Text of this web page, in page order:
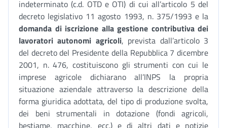
indeterminato (c.d. OTD e OTI) di cui all’articolo 5 del
decreto legislativo 11 agosto 1993, n. 375/1993 e la
domanda di iscrizione alla gestione contributiva dei
lavoratori autonomi agricoli, prevista dall’articolo 3
del decreto del Presidente della Repubblica 7 dicembre
2001, n. 476, costituiscono gli strumenti con cui le
imprese agricole dichiarano all’INPS la propria
situazione aziendale attraverso la descrizione della
forma giuridica adottata, del tipo di produzione svolta,
dei beni strumentali in dotazione (fondi agricoli,
bestiame, macchine, ecc.) e di altri dati e notizie